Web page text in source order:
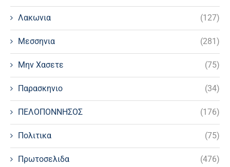
Λακωνια (127)
Μεσσηνια (281)
Μην Χασετε (75)
Παρασκηνιο (34)
ΠΕΛΟΠΟΝΝΗΣΟΣ (176)
Πολιτικα (75)
Πρωτοσελιδα (476)